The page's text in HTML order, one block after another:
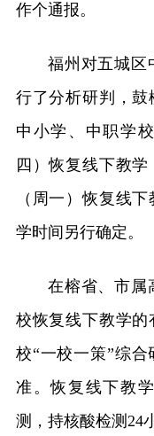
作个通报。
福州对五城区
行了分析研判，鼓
中小学、中职学
四）恢复线下教学
（周一）恢复线
学时间另行确定。
在榕省、市属
校恢复线下教学
校“一校一策”综
准。恢复线下教
测，持核酸检测24